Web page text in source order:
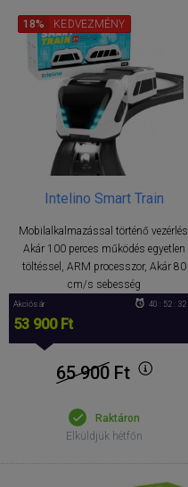
Intelino Smart Train
Mobilalkalmazással történő vezérlés,
Akár 100 perces működés egyetlen
töltéssel, ARM processzor, Akár 80
cm/s sebesség
18% KEDVEZMÉNY
Akciós ár
53 900 Ft
40 : 52 : 31
65 900Ft
Raktáron
Elküldjük hétfőn